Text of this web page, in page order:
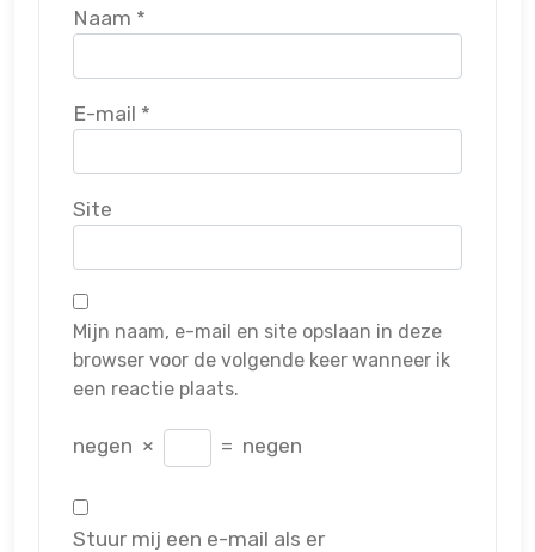
Naam *
E-mail *
Site
Mijn naam, e-mail en site opslaan in deze
browser voor de volgende keer wanneer ik
een reactie plaats.
negen × = negen
Stuur mij een e-mail als er